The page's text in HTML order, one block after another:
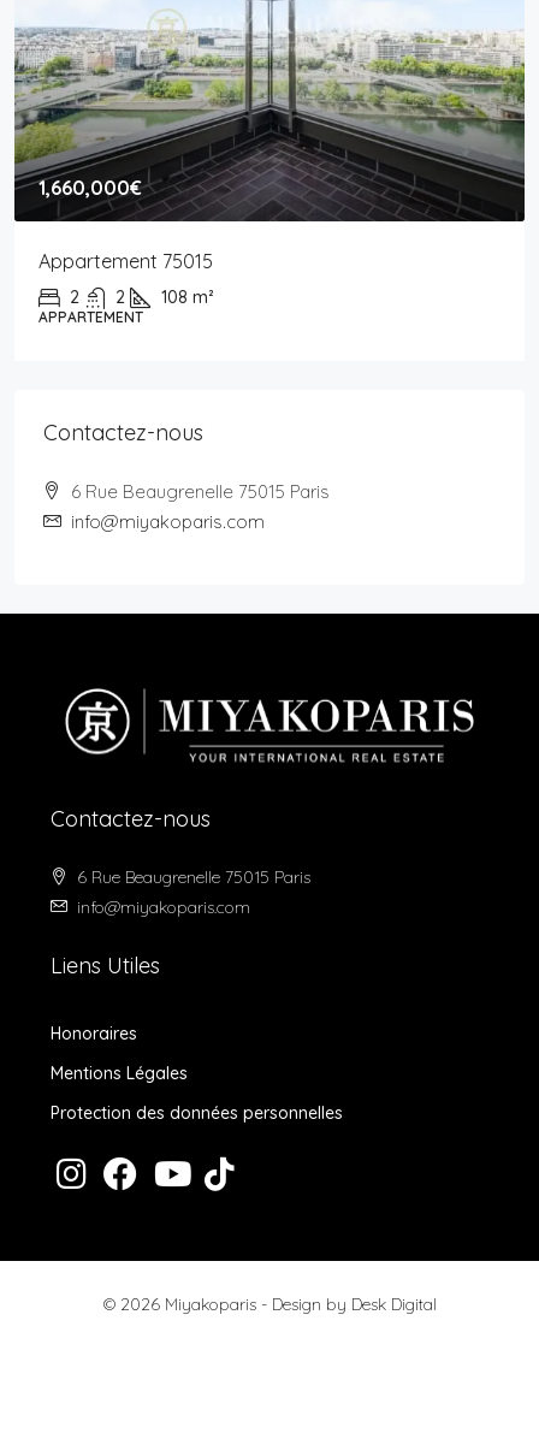
1,660,000€
Appartement 75015
2 2 108 m²
APPARTEMENT
Contactez-nous
6 Rue Beaugrenelle 75015 Paris
info@miyakoparis.com
Contactez-nous
6 Rue Beaugrenelle 75015 Paris
info@miyakoparis.com
Liens Utiles
Honoraires
Mentions Légales
Protection des données personnelles
© 2026 Miyakoparis - Design by Desk Digital